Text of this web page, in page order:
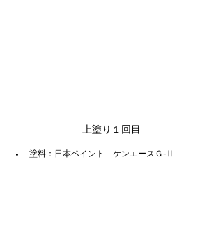
上塗り１回目
塗料：日本ペイント　ケンエースＧ-Ⅱ